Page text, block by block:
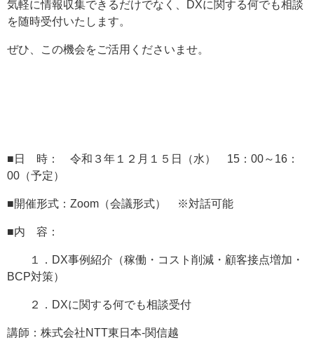
気軽に情報収集できるだけでなく、DXに関する何でも相談
を随時受付いたします。
ぜひ、この機会をご活用くださいませ。
■日 時： 令和３年１２月１５日（水） 15：00～16：
00（予定）
■開催形式：Zoom（会議形式） ※対話可能
■内 容：
１．DX事例紹介（稼働・コスト削減・顧客接点増加・
BCP対策）
２．DXに関する何でも相談受付
講師：株式会社NTT東日本-関信越